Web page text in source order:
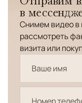
в
Снимем видео в
рассмотреть
визита или